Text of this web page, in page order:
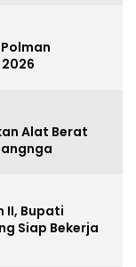
Alat Berat
II, Bupati
Siap Bekerja